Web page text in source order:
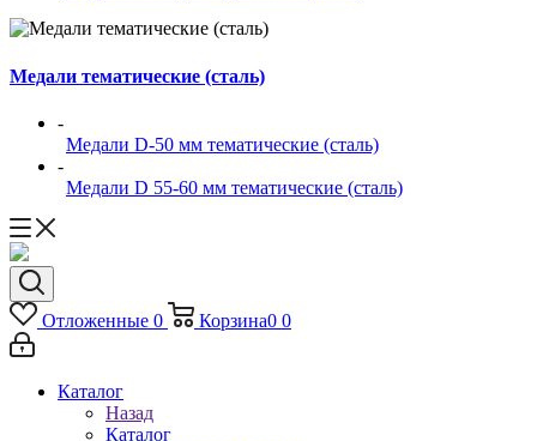
Медали тематические (сталь)
-
Медали D-50 мм тематические (сталь)
-
Медали D 55-60 мм тематические (сталь)
Отложенные 0 Корзина0 0
Каталог
Назад
Каталог